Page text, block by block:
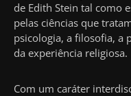
de Edith Stein tal como
pelas ciências que
psicologia, a filosofia, a
da experiência religiosa.
Com um caráter